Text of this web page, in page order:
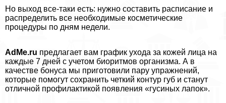
Но выход все-таки есть: нужно составить расписание и
распределить все необходимые косметические
процедуры по дням недели.
AdMe.ru предлагает вам график ухода за кожей лица на
каждые 7 дней с учетом биоритмов организма. А в
качестве бонуса мы приготовили пару упражнений,
которые помогут сохранить четкий контур губ и станут
отличной профилактикой появления «гусиных лапок».